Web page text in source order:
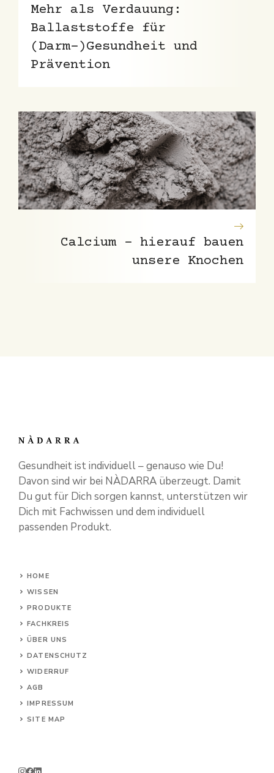
Mehr als Verdauung:
Ballaststoffe für
(Darm-)Gesundheit und
Prävention
Calcium – hierauf bauen
unsere Knochen
Gesundheit ist individuell – genauso wie Du!
Davon sind wir bei NÀDARRA überzeugt. Damit
Du gut für Dich sorgen kannst, unterstützen wir
Dich mit Fachwissen und dem individuell
passenden Produkt.
HOME
WISSEN
PRODUKTE
FACHKREIS
ÜBER UNS
DATENSCHUTZ
WIDERRUF
AGB
IMPRESSUM
SITE MAP